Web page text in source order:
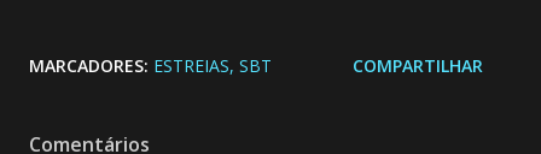
MARCADORES: ESTREIAS SBT COMPARTILHAR
Comentários